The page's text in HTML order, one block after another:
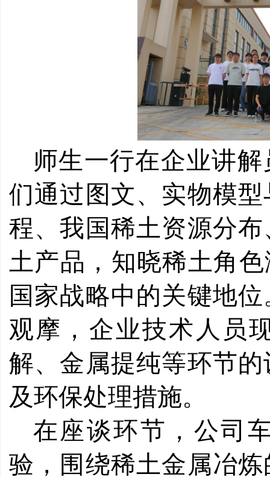
师生一行在企业讲
们通过图文、实物模
程、我国稀土资源分
土产品，知晓稀土角
国家战略中的关键地
观摩，企业技术人员
解、金属提纯等环节
及环保处理措施。
在座谈环节，公司
验，围绕稀土金属冶